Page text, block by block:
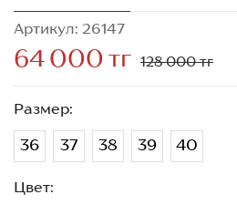
Артикул: 26147
64 000 тг 128 000 тг
Размер:
36 37 38 39 40
Цвет: